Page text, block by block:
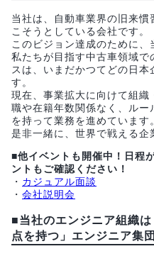
当社は、自動車業界の旧来
こそうとしている会社です。
このビジョン達成のために、
私たちが目指す中古車領域で
スは、いまだかつてどの日
す。
現在、事業拡大に向けて組
職や在籍年数関係なく、ル
を持って業務を進めています。
是非一緒に、世界で戦える企
■他イベントも開催中！日程
ントもご確認ください！
・ カジュアル面談
・ 会社説明会
■当社のエンジニア組織
点を持つ」エンジニア集団